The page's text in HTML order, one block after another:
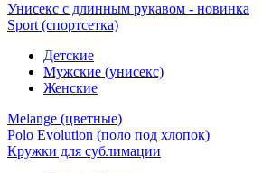
Унисекс с длинным рукавом - новинка
Sport (спортсетка)
Детские
Мужские (унисекс)
Женские
Melange (цветные)
Polo Evolution (поло под хлопок)
Кружки для сублимации